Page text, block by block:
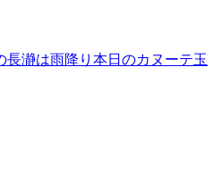
長瀞は雨降り本日のカヌーテ玉